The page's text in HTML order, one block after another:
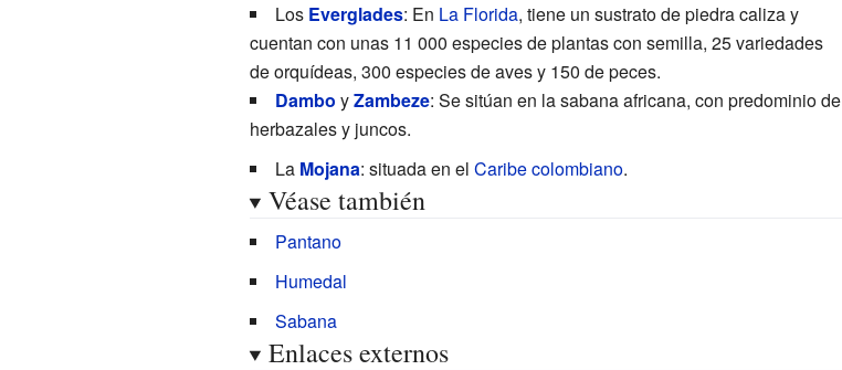
Los Everglades: En La Florida, tiene un sustrato de piedra caliza y
cuentan con unas 11 000 especies de plantas con semilla, 25 variedades
de orquídeas, 300 especies de aves y 150 de peces.
Dambo yZambeze: Se sitúan en la sabana africana, con predominio de
herbazales y juncos.
La Mojana: situada en el Caribe colombiano.
Véase también
Pantano
Humedal
Sabana
Enlaces externos